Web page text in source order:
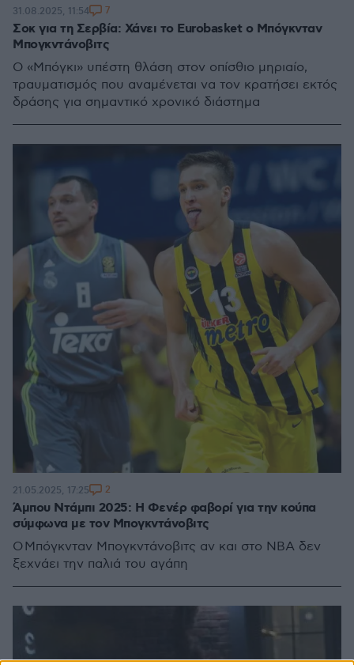
Σοκ για τη Σερβία: Χάνει το Eurobasket ο Μπόγκνταν
Μπογκντάνοβιτς
Ο «Μπόγκι» υπέστη θλάση στον οπίσθιο μηριαίο,
τραυματισμός που αναμένεται να τον κρατήσει εκτός
δράσης για σημαντικό χρονικό διάστημα
31.08.2025, 11:54 7
Άμπου Ντάμπι 2025: Η Φενέρ φαβορί για την κούπα
σύμφωνα με τον Μπογκντάνοβιτς
Ο Μπόγκνταν Μπογκντάνοβιτς αν και στο NBA δεν
ξεχνάει την παλιά του αγάπη
21.05.2025, 17:25 2